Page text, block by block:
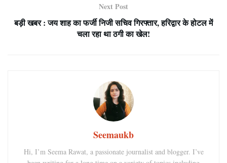
Next Post
बड़ी खबर : जय शाह का फर्जी निजी सचिव गिरफ्तार, हरिद्वार के होटल में
चला रहा था ठगी का खेल!
Seemaukb
Hi, I’m Seema Rawat, a passionate journalist and blogger. I’ve